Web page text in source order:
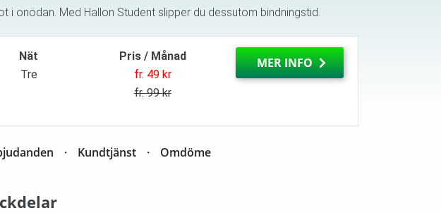
onödan. Med Hallon Student slipper du dessutom bindningstid.
Nät
Tre
Pris / Månad
fr. 49 kr
fr. 99 kr
MER INFO
Kundtjänst Omdöme